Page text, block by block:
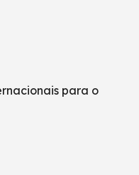
para o